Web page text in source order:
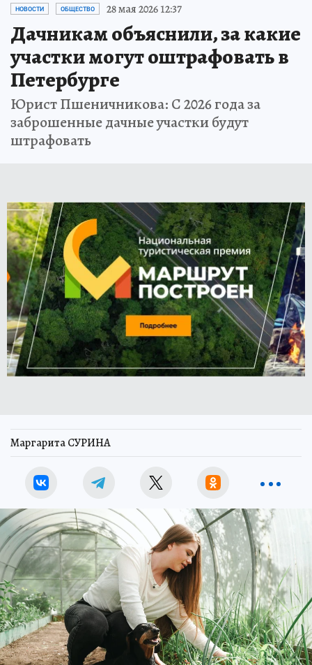
НОВОСТИ ОБЩЕСТВО 28 мая 2026 12:37
Дачникам объяснили, за какие
участки могут оштрафовать в
Петербурге
Юрист Пшеничникова: С 2026 года за
заброшенные дачные участки будут
штрафовать
Маргарита СУРИНА